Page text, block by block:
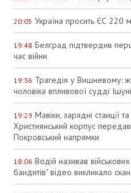
20:05 Україна просить ЄС 220
19:48 Белград підтвердив
час війни
19:36 Трагедія у Вишневому:
чоловіка впливової судді
19:29 Мавіки, зарядні станції
Християнський корпус
Покровський напрямки
18:06 Водій називав
бандитів" відео викликало